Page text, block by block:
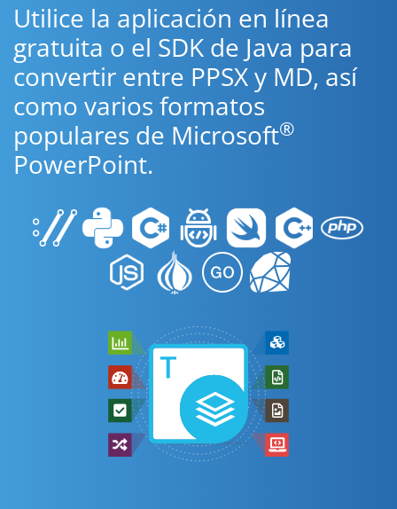
Utilice la aplicación en línea
gratuita o el SDK de Java para
convertir entre PPSX y MD, así
como varios formatos
populares de Microsoft®
PowerPoint.